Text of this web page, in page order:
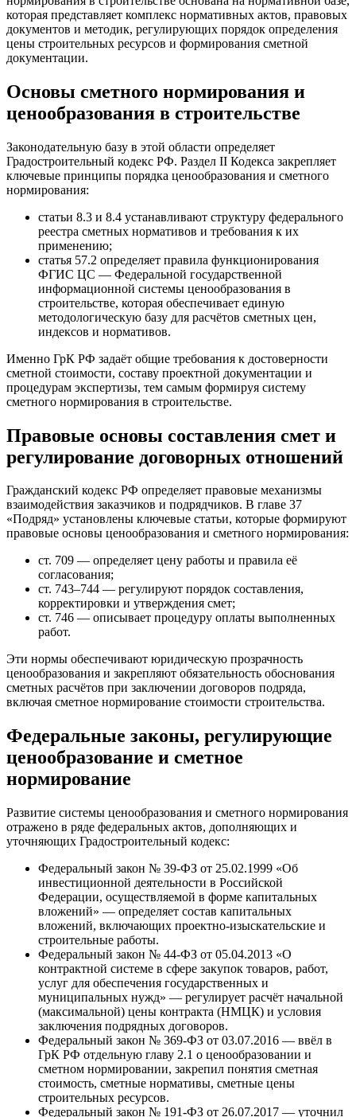
которая представляет комплекс нормативных актов, правовых
документов и методик, регулирующих порядок определения
цены строительных ресурсов и формирования сметной
документации.
Основы сметного нормирования и
ценообразования в строительстве
Законодательную базу в этой области определяет
Градостроительный кодекс РФ. Раздел II Кодекса закрепляет
ключевые принципы порядка ценообразования и сметного
нормирования:
статьи 8.3 и 8.4 устанавливают структуру федерального
реестра сметных нормативов и требования к их
применению;
статья 57.2 определяет правила функционирования
ФГИС ЦС — Федеральной государственной
информационной системы ценообразования в
строительстве, которая обеспечивает единую
методологическую базу для расчётов сметных цен,
индексов и нормативов.
Именно ГрК РФ задаёт общие требования к достоверности
сметной стоимости, составу проектной документации и
процедурам экспертизы, тем самым формируя систему
сметного нормирования в строительстве.
Правовые основы составления смет и
регулирование договорных отношений
Гражданский кодекс РФ определяет правовые механизмы
взаимодействия заказчиков и подрядчиков. В главе 37
«Подряд» установлены ключевые статьи, которые формируют
правовые основы ценообразования и сметного нормирования:
ст. 709 — определяет цену работы и правила её
согласования;
ст. 743–744 — регулируют порядок составления,
корректировки и утверждения смет;
ст. 746 — описывает процедуру оплаты выполненных
работ.
Эти нормы обеспечивают юридическую прозрачность
ценообразования и закрепляют обязательность обоснования
сметных расчётов при заключении договоров подряда,
включая сметное нормирование стоимости строительства.
Федеральные законы, регулирующие
ценообразование и сметное
нормирование
Развитие системы ценообразования и сметного нормирования
отражено в ряде федеральных актов, дополняющих и
уточняющих Градостроительный кодекс:
Федеральный закон № 39-ФЗ от 25.02.1999 «Об
инвестиционной деятельности в Российской
Федерации, осуществляемой в форме капитальных
вложений» — определяет состав капитальных
вложений, включающих проектно-изыскательские и
строительные работы.
Федеральный закон № 44-ФЗ от 05.04.2013 «О
контрактной системе в сфере закупок товаров, работ,
услуг для обеспечения государственных и
муниципальных нужд» — регулирует расчёт начальной
(максимальной) цены контракта (НМЦК) и условия
заключения подрядных договоров.
Федеральный закон № 369-ФЗ от 03.07.2016 — ввёл в
ГрК РФ отдельную главу 2.1 о ценообразовании и
сметном нормировании, закрепил понятия сметная
стоимость, сметные нормативы, сметные цены
строительных ресурсов.
Федеральный закон № 191-ФЗ от 26.07.2017 — уточнил